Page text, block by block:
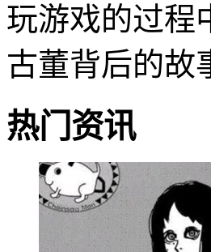
玩游戏的过程
古董背后的故
热门资讯